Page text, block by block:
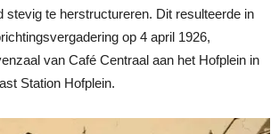
stevig te herstructureren. Dit resulteerde in
op 4 april 1926,
van Café Centraal aan het Hofplein in
Station Hofplein.